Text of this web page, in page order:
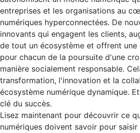
entreprises et les organisations au
numériques hyperconnectées. De
innovants qui engagent les clients,
de tout un écosystème et offrent
pour chacun de la poursuite d'une
manière socialement responsable.
transformation, l'innovation et la
écosystème numérique dynamique.
clé du succès.
Lisez maintenant pour découvrir ce
numériques doivent savoir pour saisir